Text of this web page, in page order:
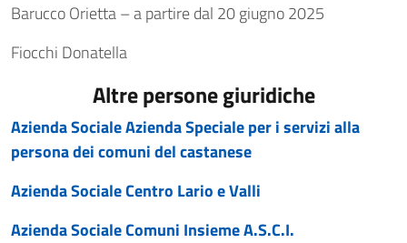
Barucco Orietta – a partire dal 20 giugno 2025
Fiocchi Donatella
Altre persone giuridiche
Azienda Sociale Azienda Speciale per i servizi alla
persona dei comuni del castanese
Azienda Sociale Centro Lario e Valli
Azienda Sociale Comuni Insieme A.S.C.I.